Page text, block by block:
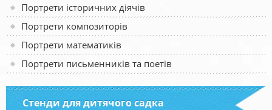
Портрети історичних діячів
Портрети композиторів
Портрети математиків
Портрети письменників та поетів
Стенди для дитячого садка